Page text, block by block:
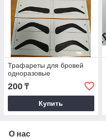
Трафареты для бровей
одноразовые
200 ₸
Купить
О нас